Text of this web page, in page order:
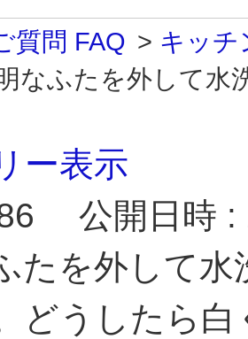
質問 FAQ > キッチ
なふたを外して水
ー表示
公開日時
たを外して
どうしたら